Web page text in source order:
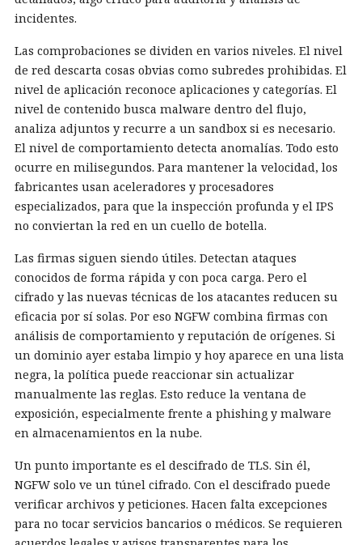
incidentes.
Las comprobaciones se dividen en varios niveles. El nivel
de red descarta cosas obvias como subredes prohibidas. El
nivel de aplicación reconoce aplicaciones y categorías. El
nivel de contenido busca malware dentro del flujo,
analiza adjuntos y recurre a un sandbox si es necesario.
El nivel de comportamiento detecta anomalías. Todo esto
ocurre en milisegundos. Para mantener la velocidad, los
fabricantes usan aceleradores y procesadores
especializados, para que la inspección profunda y el IPS
no conviertan la red en un cuello de botella.
Las firmas siguen siendo útiles. Detectan ataques
conocidos de forma rápida y con poca carga. Pero el
cifrado y las nuevas técnicas de los atacantes reducen su
eficacia por sí solas. Por eso NGFW combina firmas con
análisis de comportamiento y reputación de orígenes. Si
un dominio ayer estaba limpio y hoy aparece en una lista
negra, la política puede reaccionar sin actualizar
manualmente las reglas. Esto reduce la ventana de
exposición, especialmente frente a phishing y malware
en almacenamientos en la nube.
Un punto importante es el descifrado de TLS. Sin él,
NGFW solo ve un túnel cifrado. Con el descifrado puede
verificar archivos y peticiones. Hacen falta excepciones
para no tocar servicios bancarios o médicos. Se requieren